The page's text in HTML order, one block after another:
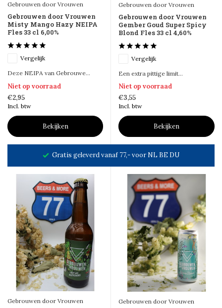
Gebrouwen door Vrouwen
Gebrouwen door Vrouwen
Misty Mango Hazy NEIPA
Fles 33 cl 6,00%
Vergelijk
Deze NEIPA van Gebrouwe...
Niet op voorraad
€2,95
Incl. btw
Bekijken
Gebrouwen door Vrouwen
Gebrouwen door Vrouwen
Gember Goud Super Spicy
Blond Fles 33 cl 4,60%
Vergelijk
Een extra pittige limit...
Niet op voorraad
€3,55
Incl. btw
Bekijken
Gratis geleverd vanaf 77,- voor NL BE DU
Gebrouwen door Vrouwen Gebrouwen door Vrouwen